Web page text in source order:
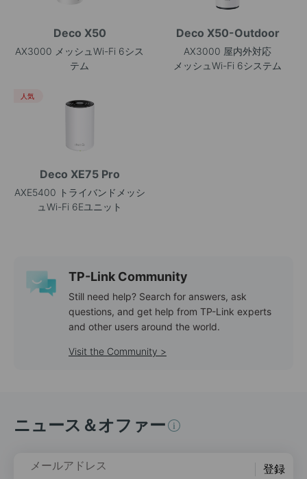
Deco X50
AX3000 メッシュWi-Fi 6シス
テム
Deco X50-Outdoor
AX3000 屋内外対応
メッシュWi-Fi 6システム
Deco XE75 Pro
AXE5400 トライバンドメッシ
ュWi-Fi 6Eユニット
人気
TP-Link Community
Still need help? Search for answers, ask
questions, and get help from TP-Link experts
and other users around the world.
Visit the Community >
ニュース＆オファー
メールアドレス 登録